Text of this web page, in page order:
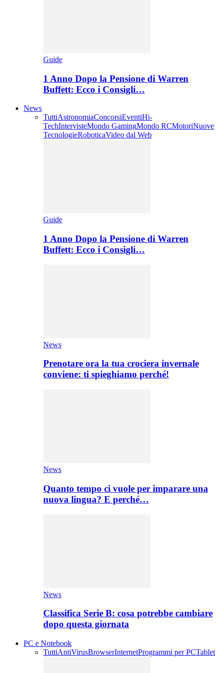
Guide
1 Anno Dopo la Pensione di Warren
Buffett: Ecco i Consigli…
News
TuttiAstronomiaConcorsiEventiHi-
TechIntervisteMondo GamingMondo RCMotoriNuove
TecnologieRoboticaVideo dal Web
Guide
1 Anno Dopo la Pensione di Warren
Buffett: Ecco i Consigli…
News
Prenotare ora la tua crociera invernale
conviene: ti spieghiamo perché!
News
Quanto tempo ci vuole per imparare una
nuova lingua? E perché…
News
Classifica Serie B: cosa potrebbe cambiare
dopo questa giornata
PC e Notebook
TuttiAntiVirusBrowserInternetProgrammi per PCTablet